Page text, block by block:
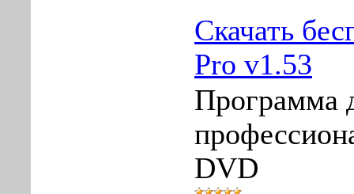
Скачать
Pro v1.53
Программа
DVD